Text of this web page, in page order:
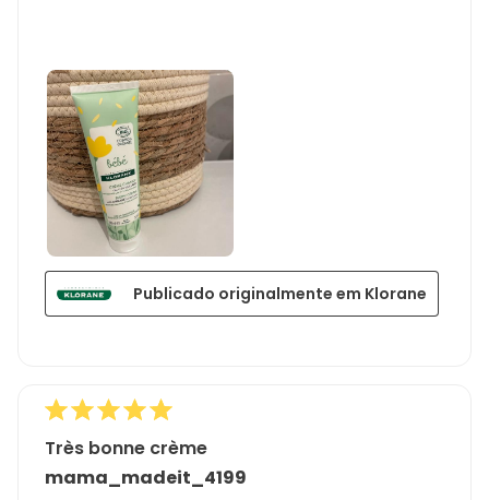
Publicado originalmente em Klorane
Très bonne crème
mama_madeit_4199